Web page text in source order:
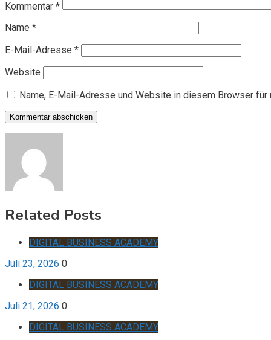
Kommentar *
Name *
E-Mail-Adresse *
Website
Name, E-Mail-Adresse und Website in diesem Browser
Related Posts
DIGITAL BUSINESS ACADEMY
Juli 23, 2026 0
DIGITAL BUSINESS ACADEMY
Juli 21, 2026 0
DIGITAL BUSINESS ACADEMY